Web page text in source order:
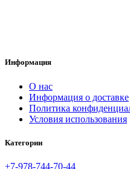
Информация
O нас
Информация о доставке
Политика
Условия использования
Категории
+7-978-744-70-44